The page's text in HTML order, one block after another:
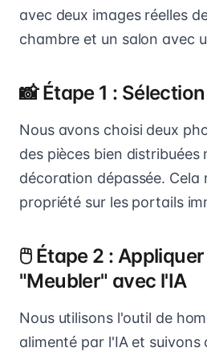
avec deux images réelles
chambre et un salon avec
📸 Étape 1 :
Nous avons choisi deux
des pièces bien distribuées
décoration dépassée. Cela
propriété sur les portails
🖱️ Étape 2 :
"Meubler" avec l'IA
Nous utilisons l'outil de
alimenté par l'IA et suivons